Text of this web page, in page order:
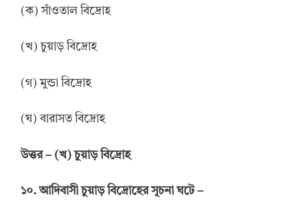
(ক) সাঁওতাল বিদ্রোহ
(খ) চুয়াড় বিদ্রোহ
(গ) মুন্ডা বিদ্রোহ
(ঘ) বারাসত বিদ্রোহ
উত্তর– (খ) চুয়াড় বিদ্রোহ
১০. আদিবাসী চুয়াড় বিদ্রোহের সূচনা ঘটে –